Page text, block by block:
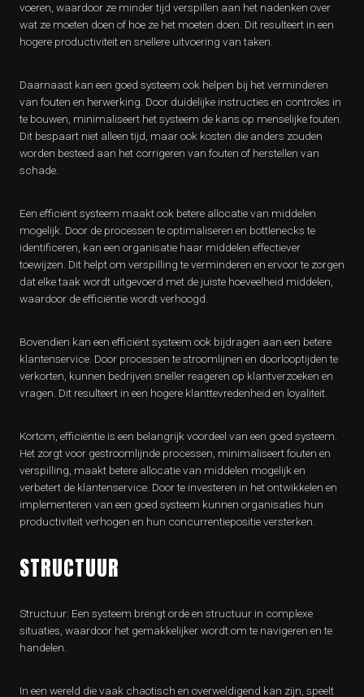
voeren, waardoor ze minder tijd verspillen aan het nadenken over
wat ze moeten doen of hoe ze het moeten doen. Dit resulteert in een
hogere productiviteit en snellere uitvoering van taken.
Daarnaast kan een goed systeem ook helpen bij het verminderen
van fouten en herwerking. Door duidelijke instructies en controles in
te bouwen, minimaliseert het systeem de kans op menselijke fouten.
Dit bespaart niet alleen tijd, maar ook kosten die anders zouden
worden besteed aan het corrigeren van fouten of herstellen van
schade.
Een efficiënt systeem maakt ook betere allocatie van middelen
mogelijk. Door de processen te optimaliseren en bottlenecks te
identificeren, kan een organisatie haar middelen effectiever
toewijzen. Dit helpt om verspilling te verminderen en ervoor te zorgen
dat elke taak wordt uitgevoerd met de juiste hoeveelheid middelen,
waardoor de efficiëntie wordt verhoogd.
Bovendien kan een efficiënt systeem ook bijdragen aan een betere
klantenservice. Door processen te stroomlijnen en doorlooptijden te
verkorten, kunnen bedrijven sneller reageren op klantverzoeken en
vragen. Dit resulteert in een hogere klanttevredenheid en loyaliteit.
Kortom, efficiëntie is een belangrijk voordeel van een goed systeem.
Het zorgt voor gestroomlijnde processen, minimaliseert fouten en
verspilling, maakt betere allocatie van middelen mogelijk en
verbetert de klantenservice. Door te investeren in het ontwikkelen en
implementeren van een goed systeem kunnen organisaties hun
productiviteit verhogen en hun concurrentiepositie versterken.
STRUCTUUR
Structuur: Een systeem brengt orde en structuur in complexe
situaties, waardoor het gemakkelijker wordt om te navigeren en te
handelen.
In een wereld die vaak chaotisch en overweldigend kan zijn, speelt